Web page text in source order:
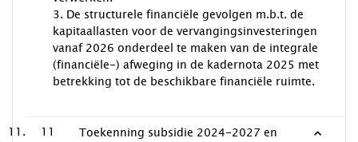
3. De structurele financiële gevolgen m.b.t. de
kapitaallasten voor de vervangingsinvesteringen
vanaf 2026 onderdeel te maken van de integrale
(financiële-) afweging in de kadernota 2025 met
betrekking tot de beschikbare financiële ruimte.
11
Toekenning subsidie 2024-2027 en